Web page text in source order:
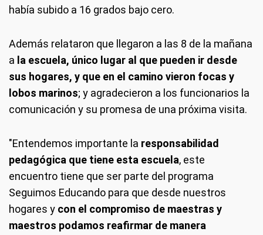
había subido a 16 grados bajo cero.
Además relataron que llegaron a las 8 de la mañana
a la escuela, único lugar al que pueden ir desde
sus hogares, y que en el camino vieron focas y
lobos marinos; y agradecieron a los funcionarios la
comunicación y su promesa de una próxima visita.
"Entendemos importante la responsabilidad
pedagógica que tiene esta escuela, este
encuentro tiene que ser parte del programa
Seguimos Educando para que desde nuestros
hogares y con el compromiso de maestras y
maestros podamos reafirmar de manera